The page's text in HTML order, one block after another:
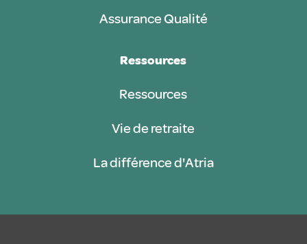
Assurance Qualité
Ressources
Ressources
Vie de retraite
La différence d'Atria